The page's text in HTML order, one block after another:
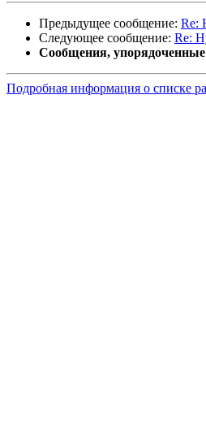
Предыдущее сообщение: Re:
Следующее сообщение: Re:
Сообщения,
Подробная информация о списке